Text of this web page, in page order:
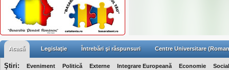
Acasă Legislaţie Întrebări şi răspunsuri Centre Universitare
Ştiri: Eveniment Politică Externe Integrare Europeană Economie Social